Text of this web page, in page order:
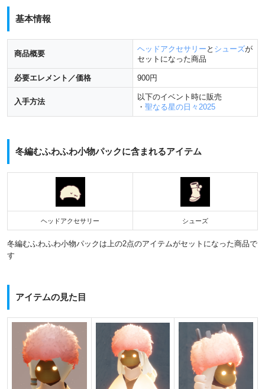
基本情報
商品概要
ヘッドアクセサリー と シューズが
セットになった商品
必要エレメント／価格 900円
入手方法
以下のイベント時に販売
・ 聖なる星の日々2025
冬編むふわふわ小物パックに含まれるアイテム
ヘッドアクセサリー シューズ
冬編むふわふわ小物パックは上の2点のアイテムがセットになった商品で
す
アイテムの見た目